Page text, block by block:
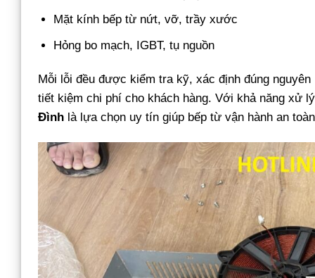
Mặt kính bếp từ nứt, vỡ, trầy xước
Hỏng bo mạch, IGBT, tụ nguồn
Mỗi lỗi đều được kiểm tra kỹ, xác định đúng
tiết kiệm chi phí cho khách hàng. Với khả năng xử
Đình là lựa chọn uy tín giúp bếp từ vận hành an